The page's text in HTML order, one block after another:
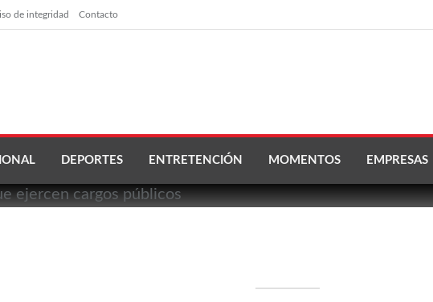
de integridad Contacto
DEPORTES ENTRETENCIÓN MOMENTOS EMPRESAS